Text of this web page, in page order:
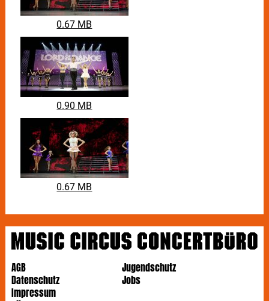
0.67 MB
0.90 MB
0.67 MB
AGB
Datenschutz
Impressum
Jugendschutz
Jobs